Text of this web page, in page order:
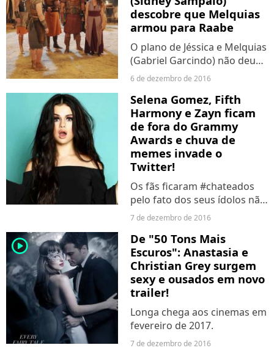
descobre que Melquias
armou para Raabe
O plano de Jéssica e Melquias
(Gabriel Garcindo) não deu
muito certo e eles foram
6 de dezembro de 2016
Selena Gomez, Fifth
Harmony e Zayn ficam
de fora do Grammy
Awards e chuva de
memes invade o
Twitter!
Os fãs ficaram #chateados
pelo fato dos seus ídolos não
terem aparecido na lista de
7 de dezembro de 2016
player2
De "50 Tons Mais
Escuros": Anastasia e
Christian Grey surgem
sexy e ousados em novo
trailer!
Longa chega aos cinemas em
fevereiro de 2017.
7 de dezembro de 2016